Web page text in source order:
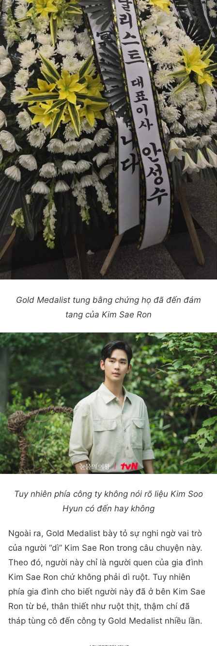
Gold Medalist tung bằng chứng họ đã đến đám
tang của Kim Sae Ron
Tuy nhiên phía công ty không nói rõ liệu Kim Soo
Hyun có đến hay không
Ngoài ra, Gold Medalist bày tỏ sự nghi ngờ vai trò
của người “dì” Kim Sae Ron trong câu chuyện này.
Theo đó, người này chỉ là người quen của gia đình
Kim Sae Ron chứ không phải dì ruột. Tuy nhiên
phía gia đình cho biết người này đã ở bên Kim Sae
Ron từ bé, thân thiết như ruột thịt, thậm chí đã
tháp tùng cô đến công ty Gold Medalist nhiều lần.